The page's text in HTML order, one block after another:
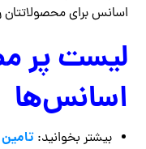
اسانس برای محصولاتتان
لیست پر
اسانس‌ها
بیشتر بخوانید: